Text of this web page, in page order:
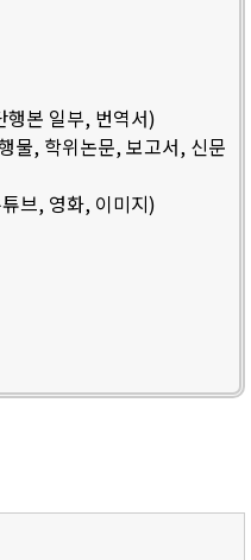
본 일부, 번역서)
물, 학위논문, 보고서, 신문
브, 영화, 이미지)